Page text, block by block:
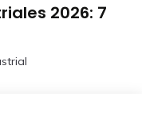
2026: 7